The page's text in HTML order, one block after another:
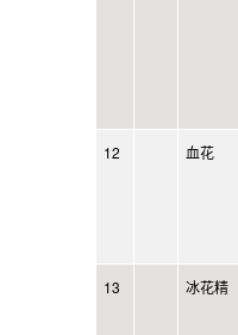
12 血花
13 冰花精